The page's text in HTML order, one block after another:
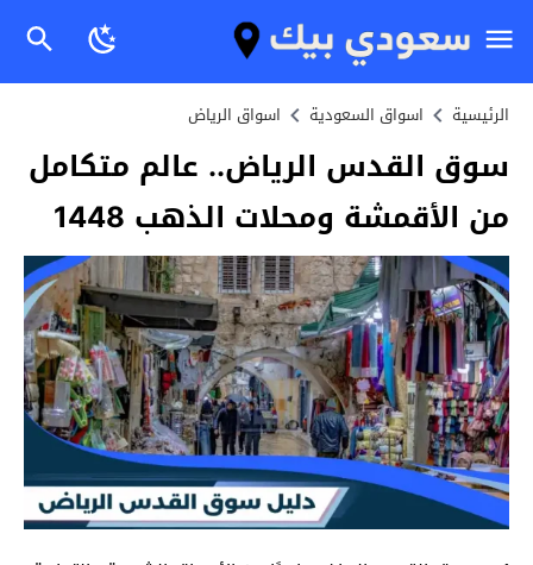
الرئيسية اسواق السعودية اسواق الرياض
سوق القدس الرياض.. عالم متكامل
من الأقمشة ومحلات الذهب 1448